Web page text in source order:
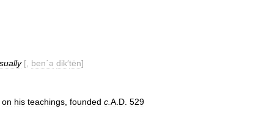
[, ben΄ə dik′tēn]
on his teachings founded c A D 529